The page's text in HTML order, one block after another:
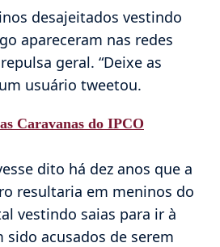
desajeitados vestindo
apareceram nas redes
geral. “Deixe as
usuário tweetou.
Caravanas do IPCO
dito há dez anos que a
resultaria em meninos do
vestindo saias para ir à
sido acusados ​​de serem